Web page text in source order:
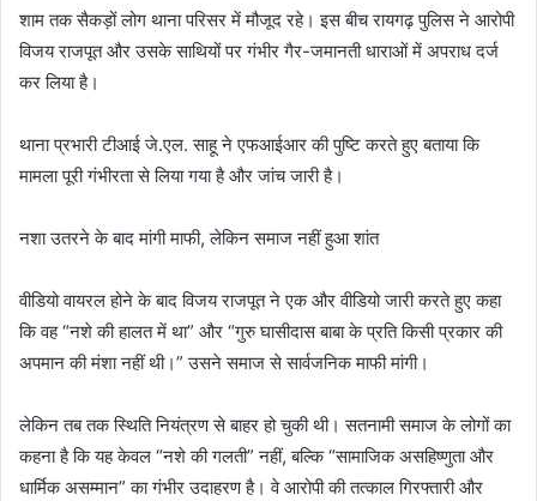
शाम तक सैकड़ों लोग थाना परिसर में मौजूद रहे। इस बीच रायगढ़ पुलिस ने आरोपी
विजय राजपूत और उसके साथियों पर गंभीर गैर-जमानती धाराओं में अपराध दर्ज
कर लिया है।
थाना प्रभारी टीआई जे.एल. साहू ने एफआईआर की पुष्टि करते हुए बताया कि
मामला पूरी गंभीरता से लिया गया है और जांच जारी है।
नशा उतरने के बाद मांगी माफी, लेकिन समाज नहीं हुआ शांत
वीडियो वायरल होने के बाद विजय राजपूत ने एक और वीडियो जारी करते हुए कहा
कि वह “नशे की हालत में था” और “गुरु घासीदास बाबा के प्रति किसी प्रकार की
अपमान की मंशा नहीं थी।” उसने समाज से सार्वजनिक माफी मांगी।
लेकिन तब तक स्थिति नियंत्रण से बाहर हो चुकी थी। सतनामी समाज के लोगों का
कहना है कि यह केवल “नशे की गलती” नहीं, बल्कि “सामाजिक असहिष्णुता और
धार्मिक असम्मान” का गंभीर उदाहरण है। वे आरोपी की तत्काल गिरफ्तारी और